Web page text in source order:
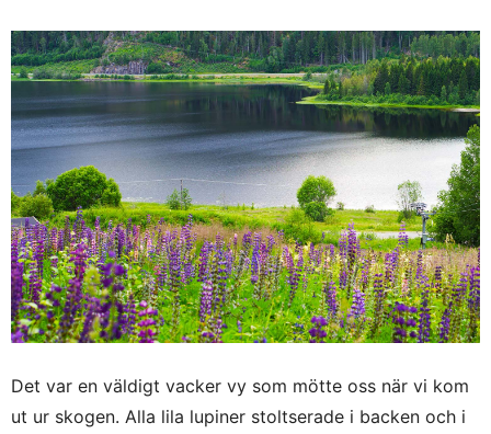
Det var en väldigt vacker vy som mötte oss när vi kom
ut ur skogen. Alla lila lupiner stoltserade i backen och i